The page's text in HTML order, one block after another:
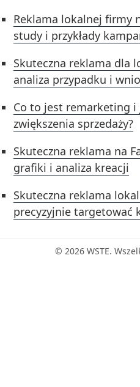
Reklama lokalnej firmy
study i przykłady
Skuteczna reklama dla
analiza przypadku i
Co to jest remarketing
zwiększenia sprzedaży?
Skuteczna reklama na
grafiki i analiza kreacji
Skuteczna reklama
precyzyjnie targetować
© 2026 WSTE.